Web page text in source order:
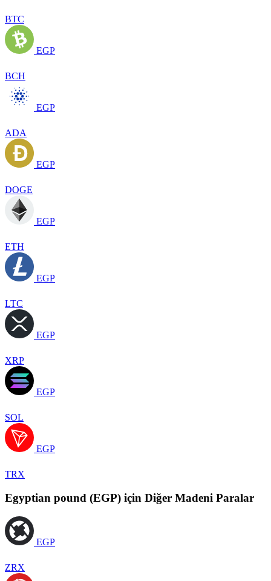
BTC
EGP
BCH
EGP
ADA
EGP
DOGE
EGP
ETH
EGP
LTC
EGP
XRP
EGP
SOL
EGP
TRX
Egyptian pound (EGP) için Diğer Madeni Paralar
EGP
ZRX